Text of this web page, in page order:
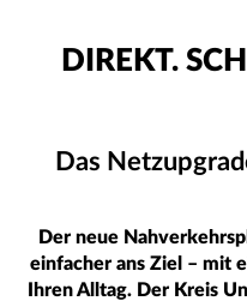
DIREKT.
Das
Der neue
einfacher ans Ziel – mit
Ihren Alltag. Der Kreis